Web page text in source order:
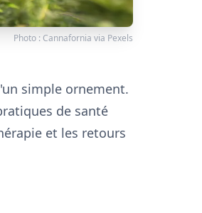
Photo :Cannafornia via Pexels
simple ornement.
de santé
et les retours